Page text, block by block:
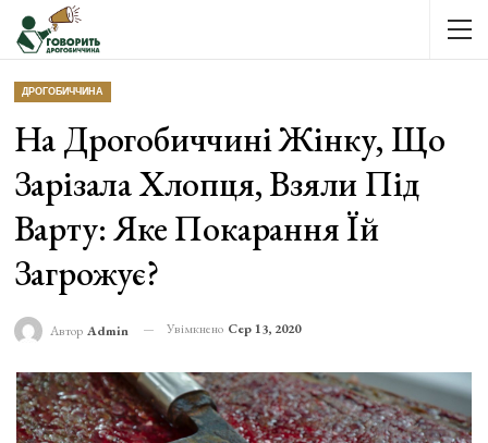
ДРОГОБИЧЧИНА
На Дрогобиччині Жінку, Що
Зарізала Хлопця, Взяли Під
Варту: Яке Покарання Їй
Загрожує?
Автор Admin Увімкнено Сер 13, 2020